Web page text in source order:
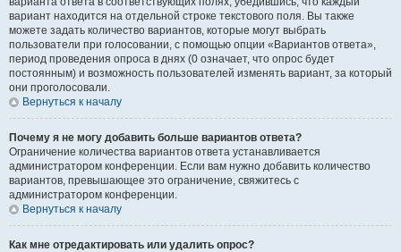
вариант находится на отдельной строке текстового поля. Вы также
можете задать количество вариантов, которые могут выбрать
пользователи при голосовании, с помощью опции «Вариантов ответа»,
период проведения опроса в днях (0 означает, что опрос будет
постоянным) и возможность пользователей изменять вариант, за который
они проголосовали.
Вернуться к началу
Почему я не могу добавить больше вариантов ответа?
Ограничение количества вариантов ответа устанавливается
администратором конференции. Если вам нужно добавить количество
вариантов, превышающее это ограничение, свяжитесь с
администратором конференции.
Вернуться к началу
Как мне отредактировать или удалить опрос?